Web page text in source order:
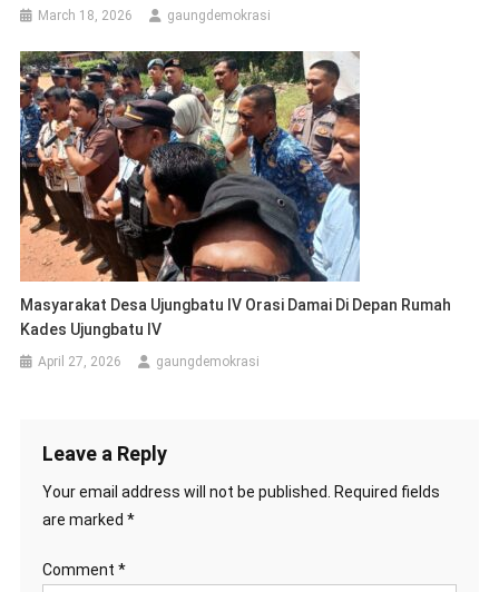
March 18, 2026 gaungdemokrasi
Masyarakat Desa Ujungbatu IV Orasi Damai Di Depan Rumah
Kades Ujungbatu IV
April 27, 2026 gaungdemokrasi
Leave a Reply
Your email address will not be published.
Required fields
are marked *
Comment *